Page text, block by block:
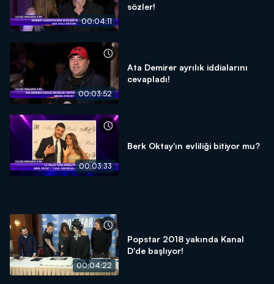
00:04:11
sözler!
00:03:52
Ata Demirer ayrılık iddialarını
cevapladı!
00:03:33
Berk Oktay'ın evliliği bitiyor mu?
00:04:22
Popstar 2018 yakında Kanal
D'de başlıyor!